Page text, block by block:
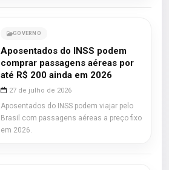
GOVERNO
Aposentados do INSS podem
comprar passagens aéreas por
até R$ 200 ainda em 2026
27 de julho de 2026
Aposentados do INSS podem viajar pelo
Brasil com passagens aéreas a preço fixo
em 2026.